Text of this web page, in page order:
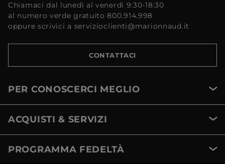
Chiamaci dal lunedì al venerdì 9:30-18:30
al numero verde gratuito 800.914.998
oppure scrivici a servizioclienti@marionnaud.it
CONTATTACI
PER CONOSCERCI MEGLIO
ACQUISTI & SERVIZI
PROGRAMMA FEDELTÀ